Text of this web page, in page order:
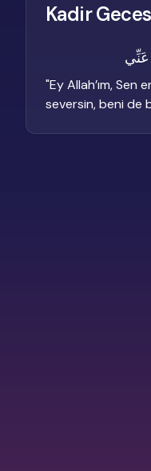
Kadir
عَنِّي
"Ey Allah’ım, Sen
seversin, beni de